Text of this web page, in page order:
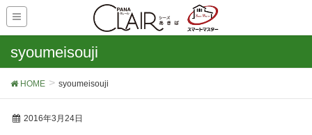
syoumeisouji
HOME syoumeisouji
2016年3月24日